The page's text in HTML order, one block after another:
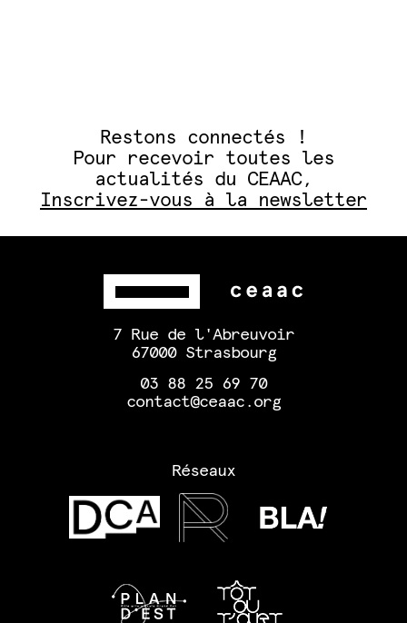
Restons connectés !
Pour recevoir toutes les
actualités du CEAAC,
Inscrivez-vous à la newsletter
7 Rue de l'Abreuvoir
67000 Strasbourg
03 88 25 69 70
contact@ceaac.org
Réseaux